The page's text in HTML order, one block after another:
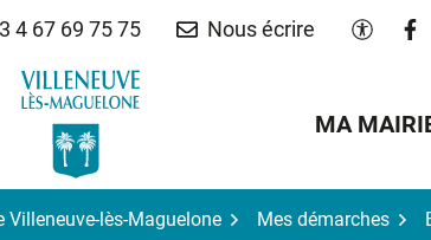
4 67 69 75 75 Nous écrire
MA
Villeneuve-lès-Maguelone Mes démarches